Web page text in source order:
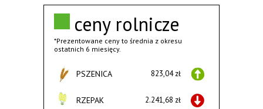
ceny rolnicze
*Prezentowane ceny to średnia z okresu
ostatnich 6 miesięcy.
PSZENICA 823,04 zł
RZEPAK 2.241,68 zł